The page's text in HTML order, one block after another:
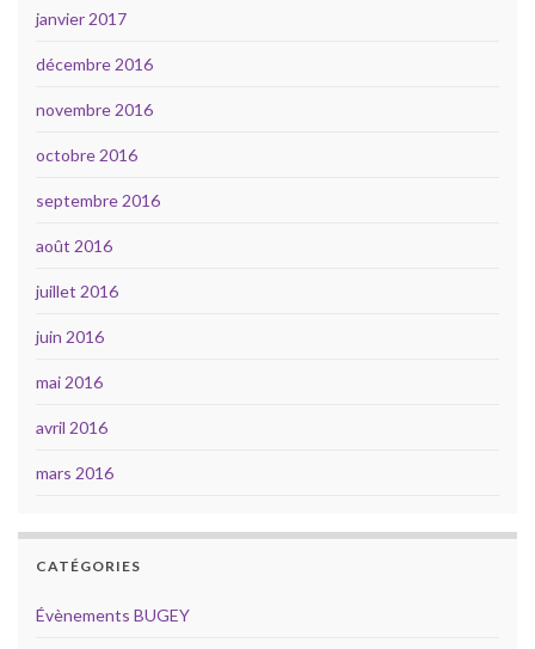
janvier 2017
décembre 2016
novembre 2016
octobre 2016
septembre 2016
août 2016
juillet 2016
juin 2016
mai 2016
avril 2016
mars 2016
CATÉGORIES
Évènements BUGEY